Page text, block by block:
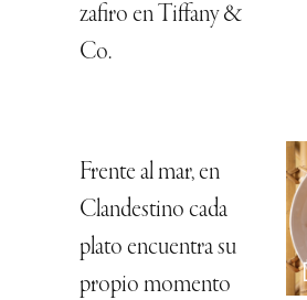
zafiro en Tiffany &
Co.
Frente al mar, en
Clandestino cada
plato encuentra su
propio momento